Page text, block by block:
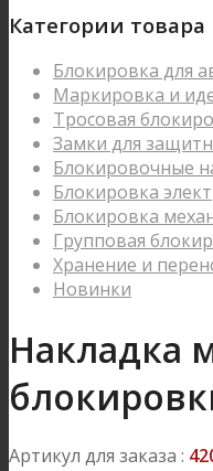
Категории товара
Блокировка для
Маркировка и
Тросовая
Замки для
Блокировочные
Блокировка
Блокировка
Групповая
Хранение и
Новинки
Накладка
Артикул для заказа :